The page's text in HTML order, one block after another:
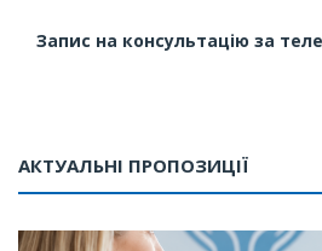
Запис на консультацію за
АКТУАЛЬНІ ПРОПОЗИЦІЇ